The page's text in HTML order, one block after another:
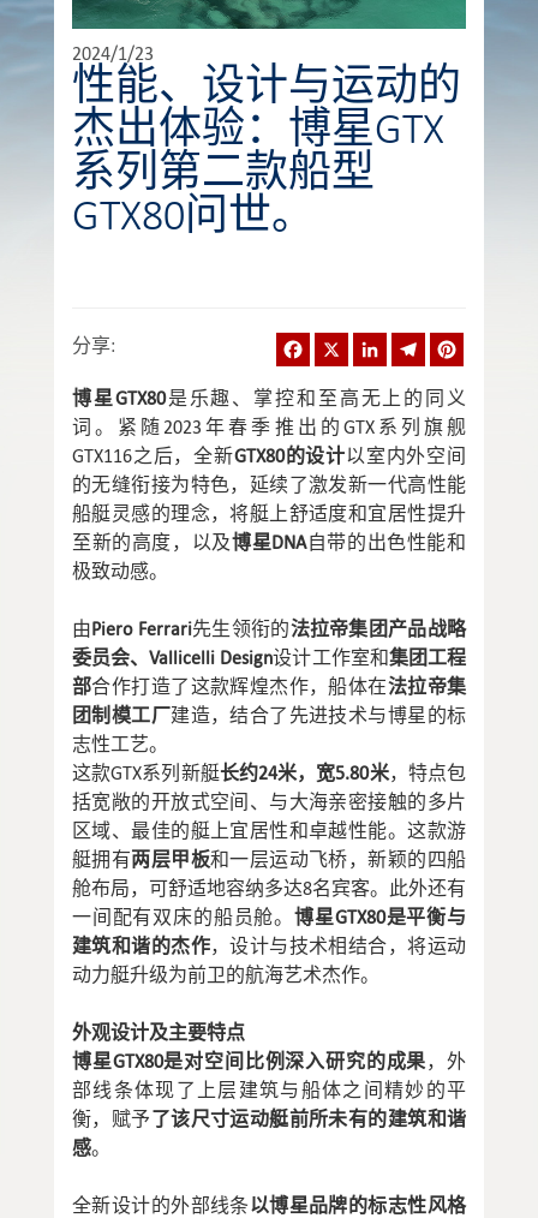
2024/1/23
性能、设计与运动的
杰出体验：博星GTX
系列第二款船型
GTX80问世。
分享: Facebook LinkedInTelegram
博星GTX80是乐趣、掌控和至高无上的同义
词。紧随2023年春季推出的GTX系列旗舰
GTX116之后，全新GTX80的设计以室内外空间
的无缝衔接为特色，延续了激发新一代高性能
船艇灵感的理念，将艇上舒适度和宜居性提升
至新的高度，以及博星DNA自带的出色性能和
极致动感。
由Piero Ferrari先生领衔的法拉帝集团产品战略
委员会、Vallicelli Design设计工作室和集团工程
部合作打造了这款辉煌杰作，船体在法拉帝集
团制模工厂建造，结合了先进技术与博星的标
志性工艺。
这款GTX系列新艇长约24米，宽5.80米，特点包
括宽敞的开放式空间、与大海亲密接触的多片
区域、最佳的艇上宜居性和卓越性能。这款游
艇拥有两层甲板和一层运动飞桥，新颖的四船
舱布局，可舒适地容纳多达8名宾客。此外还有
一间配有双床的船员舱。博星GTX80是平衡与
建筑和谐的杰作，设计与技术相结合，将运动
动力艇升级为前卫的航海艺术杰作。
外观设计及主要特点
博星GTX80是对空间比例深入研究的成果，外
部线条体现了上层建筑与船体之间精妙的平
衡，赋予了该尺寸运动艇前所未有的建筑和谐
感。
全新设计的外部线条以博星品牌的标志性风格